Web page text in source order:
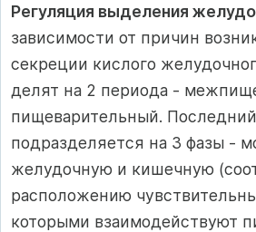
Регуляция выделения
зависимости от причин
секреции кислого
делят на 2 периода -
пищеварительный.
подразделяется на 3 фазы -
желудочную и кишечную
расположению
которыми взаимодействуют